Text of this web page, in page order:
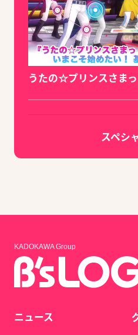
うたの☆プリンスさま
スペシ
KADOKAWA Group
ニュース